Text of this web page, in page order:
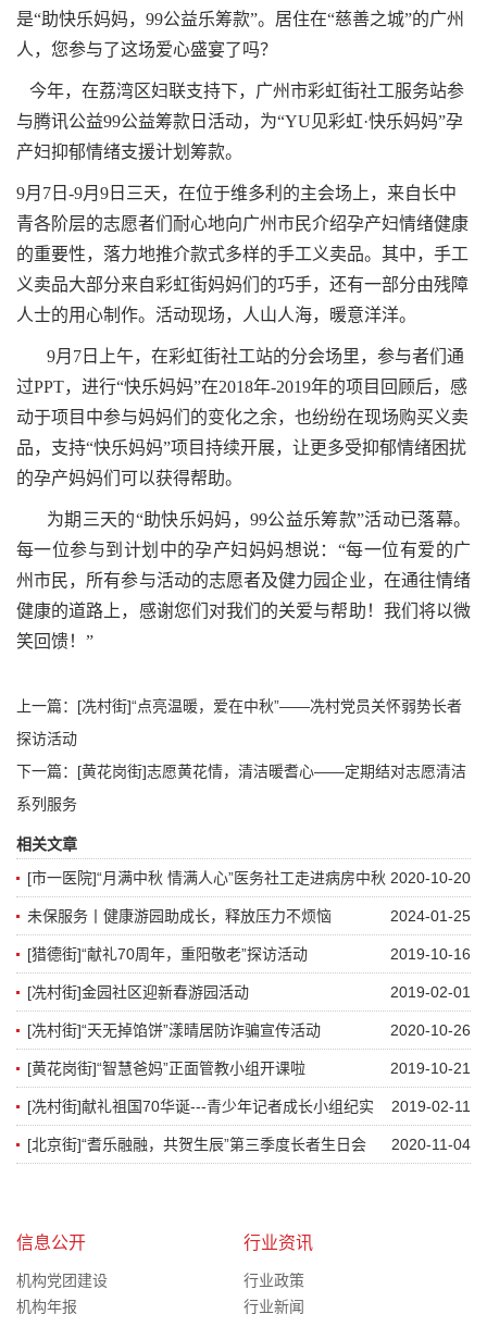
是“助快乐妈妈，99公益乐筹款”。居住在“慈善之城”的广州
人，您参与了这场爱心盛宴了吗？
今年，在荔湾区妇联支持下，广州市彩虹街社工服务站参
与腾讯公益99公益筹款日活动，为“YU见彩虹·快乐妈妈”孕
产妇抑郁情绪支援计划筹款。
9月7日-9月9日三天，在位于维多利的主会场上，来自长中
青各阶层的志愿者们耐心地向广州市民介绍孕产妇情绪健康
的重要性，落力地推介款式多样的手工义卖品。其中，手工
义卖品大部分来自彩虹街妈妈们的巧手，还有一部分由残障
人士的用心制作。活动现场，人山人海，暖意洋洋。
9月7日上午，在彩虹街社工站的分会场里，参与者们通
过PPT，进行“快乐妈妈”在2018年-2019年的项目回顾后，感
动于项目中参与妈妈们的变化之余，也纷纷在现场购买义卖
品，支持“快乐妈妈”项目持续开展，让更多受抑郁情绪困扰
的孕产妈妈们可以获得帮助。
为期三天的“助快乐妈妈，99公益乐筹款”活动已落幕。
每一位参与到计划中的孕产妇妈妈想说：“每一位有爱的广
州市民，所有参与活动的志愿者及健力园企业，在通往情绪
健康的道路上，感谢您们对我们的关爱与帮助！我们将以微
笑回馈！”
上一篇： [冼村街]“点亮温暖，爱在中秋”——冼村党员关怀弱势长者
探访活动
下一篇： [黄花岗街]志愿黄花情，清洁暖耆心——定期结对志愿清洁
系列服务
相关文章
2020-10-20
[市一医院]“月满中秋 情满人心”医务社工走进病房中秋
节主题活动 2024-01-25
未保服务丨健康游园助成长，释放压力不烦恼
2019-10-16
[猎德街]“献礼70周年，重阳敬老”探访活动
2019-02-01
[冼村街]金园社区迎新春游园活动
2020-10-26
[冼村街]“天无掉馅饼”漾晴居防诈骗宣传活动
2019-10-21
[黄花岗街]“智慧爸妈”正面管教小组开课啦
2019-02-11
[冼村街]献礼祖国70华诞---青少年记者成长小组纪实
2020-11-04
[北京街]“耆乐融融，共贺生辰”第三季度长者生日会
信息公开
机构党团建设
机构年报
行业资讯
行业政策
行业新闻